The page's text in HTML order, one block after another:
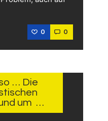
0 0
… Die
um …